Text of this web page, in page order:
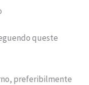
queste
preferibilmente